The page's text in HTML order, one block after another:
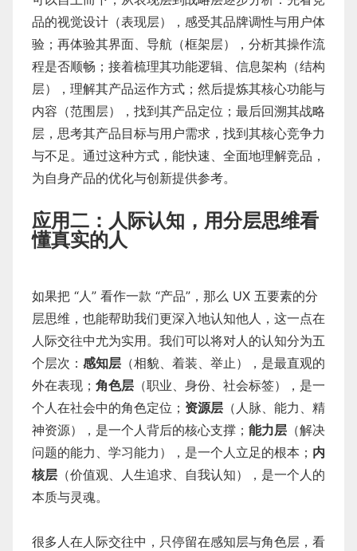
品的视觉设计（表现层），感受其品牌调性与用户体
验；再体验其界面、导航（框架层），分析其操作流
程是否顺畅；接着梳理其功能逻辑、信息架构（结构
层），理解其产品运作方式；然后提炼其核心功能与
内容（范围层），找到其产品定位；最后回溯其战略
层，思考其产品目标与用户需求，找到其核心竞争力
与不足。通过这种方式，能快速、全面地理解竞品，
为自身产品的优化与创新提供参考。
应用二：人际认知，用分层思维看
懂真实的人
如果把 “人” 看作一款 “产品”，那么 UX 五要素的分
层思维，也能帮助我们更深入地认知他人，这一点在
人际交往中尤为实用。我们可以将对人的认知分为五
个层次： 感知层 （相貌、着装、举止），是最直观的
外在表现； 角色层 （职业、身份、社会标签），是一
个人在社会中的角色定位； 资源层 （人脉、能力、精
神资源），是一个人背后的核心支撑； 能力层 （解决
问题的能力、学习能力），是一个人立足的根本； 内
核层 （价值观、人生追求、自我认知），是一个人的
本质与灵魂。
很多人在人际交往中，只停留在感知层与角色层，看